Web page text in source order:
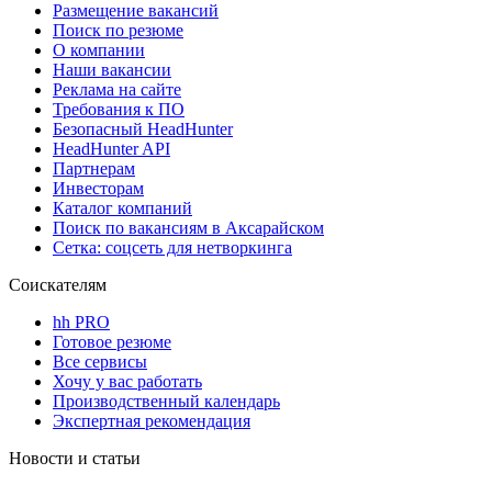
Размещение вакансий
Поиск по резюме
О компании
Наши вакансии
Реклама на сайте
Требования к ПО
Безопасный HeadHunter
HeadHunter API
Партнерам
Инвесторам
Каталог компаний
Поиск по вакансиям в Аксарайском
Сетка: соцсеть для нетворкинга
Соискателям
hh PRO
Готовое резюме
Все сервисы
Хочу у вас работать
Производственный календарь
Экспертная рекомендация
Новости и статьи